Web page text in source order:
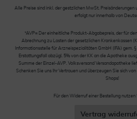
Alle Preise sind inkl. der gestzlichen MwSt. Preisänderungen
erfolgt nur innerhalb von
*AVP= Der einheitliche Produkt-Abgabepreis, der für
Abrechnung zu Lasten der gesetzlichen Krankenkassen
Informationsstelle für Arzneispezialitäten GmbH (IFA) gem.
Erstattungsfall abzügl. 5% von der KK an die Apotheke
Summe der Einzel-AVP. Volksversand Versandapotheke
Schenken Sie uns Ihr Vertrauen und überzeugen Sie sich
Shops!
Für den Widerruf einer Bestellung nutzen
Vertrag